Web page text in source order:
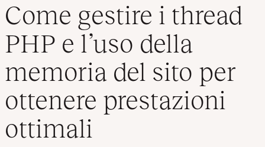
Contatti
Come gestire i thread
PHP e l’uso della
memoria del sito per
ottenere prestazioni
ottimali